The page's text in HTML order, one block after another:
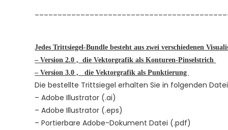
Jedes Trittsiegel-Bundle besteht aus zwei verschiedenen
– Version 2.0 , die Vektorgrafik als Konturen-Pinselstrich
– Version 3.0 , die Vektorgrafik als Punktierung
Die bestellte Trittsiegel erhalten Sie in folgenden
– Adobe Illustrator (.ai)
– Adobe Illustrator (.eps)
– Portierbare Adobe-Dokument Datei (.pdf)